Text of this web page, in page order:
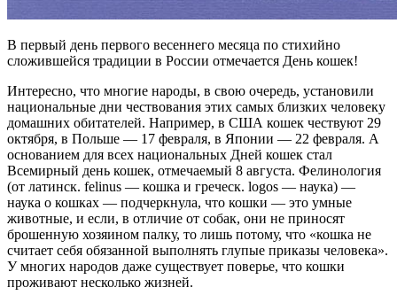
В первый день первого весеннего месяца по стихийно
сложившейся традиции в России отмечается День кошек!
Интересно, что многие народы, в свою очередь, установили
национальные дни чествования этих самых близких человеку
домашних обитателей. Например, в США кошек чествуют 29
октября, в Польше — 17 февраля, в Японии — 22 февраля. А
основанием для всех национальных Дней кошек стал
Всемирный день кошек, отмечаемый 8 августа. Фелинология
(от латинск. felinus — кошка и греческ. logos — наука) —
наука о кошках — подчеркнула, что кошки — это умные
животные, и если, в отличие от собак, они не приносят
брошенную хозяином палку, то лишь потому, что «кошка не
считает себя обязанной выполнять глупые приказы человека».
У многих народов даже существует поверье, что кошки
проживают несколько жизней.